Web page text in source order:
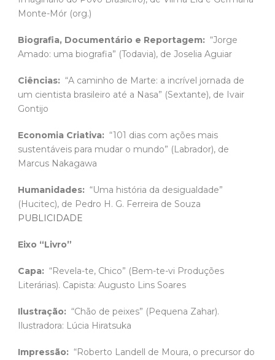
Monte-Mór (org.)
Biografia, Documentário e Reportagem: “Jorge
Amado: uma biografia” (Todavia), de Joselia Aguiar
Ciências: “A caminho de Marte: a incrível jornada de
um cientista brasileiro até a Nasa” (Sextante), de Ivair
Gontijo
Economia Criativa: “101 dias com ações mais
sustentáveis para mudar o mundo” (Labrador), de
Marcus Nakagawa
Humanidades: “Uma história da desigualdade”
(Hucitec), de Pedro H. G. Ferreira de Souza
PUBLICIDADE
Eixo “Livro”
Capa: “Revela-te, Chico” (Bem-te-vi Produções
Literárias). Capista: Augusto Lins Soares
Ilustração: “Chão de peixes” (Pequena Zahar).
Ilustradora: Lúcia Hiratsuka
Impressão: “Roberto Landell de Moura, o precursor do